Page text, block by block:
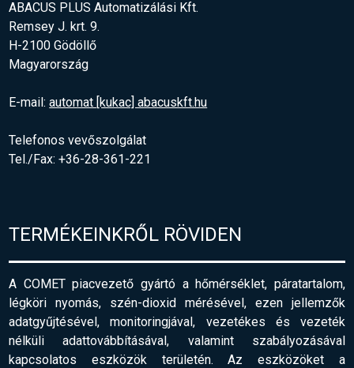
ABACUS PLUS Automatizálási Kft.
Remsey J. krt. 9.
H-2100 Gödöllő
Magyarország
E-mail:automat [kukac] abacuskft.hu
Telefonos vevőszolgálat
Tel./Fax: +36-28-361-221
TERMÉKEINKRŐL RÖVIDEN
A COMET piacvezető gyártó a hőmérséklet, páratartalom,
légköri nyomás, szén-dioxid mérésével, ezen jellemzők
adatgyűjtésével, monitoringjával, vezetékes és vezeték
nélküli adattovábbításával, valamint szabályozásával
kapcsolatos eszközök területén. Az eszközöket a